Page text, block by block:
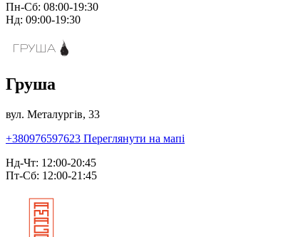
Пн-Сб: 08:00-19:30
Нд: 09:00-19:30
Груша
вул. Металургів, 33
+380976597623 Переглянути на мапі
Нд-Чт: 12:00-20:45
Пт-Сб: 12:00-21:45